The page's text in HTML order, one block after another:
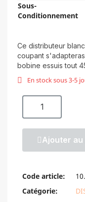
Sous-
Conditionnement
Ce distributeur
coupant
bobine essuis tout
En stock sous 3-5
Ajouter au
Code article
Catégorie